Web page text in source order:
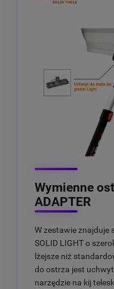
Wymienne
ADAPTER
W zestawie znajduje
SOLID LIGHT o
lżejsze niż
do ostrza jest
narzędzie na kij